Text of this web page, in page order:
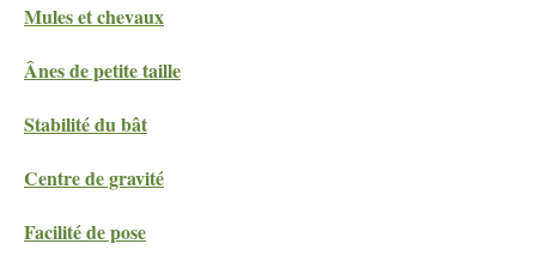
Mules et chevaux
Ânes de petite taille
Stabilité du bât
Centre de gravité
Facilité de pose